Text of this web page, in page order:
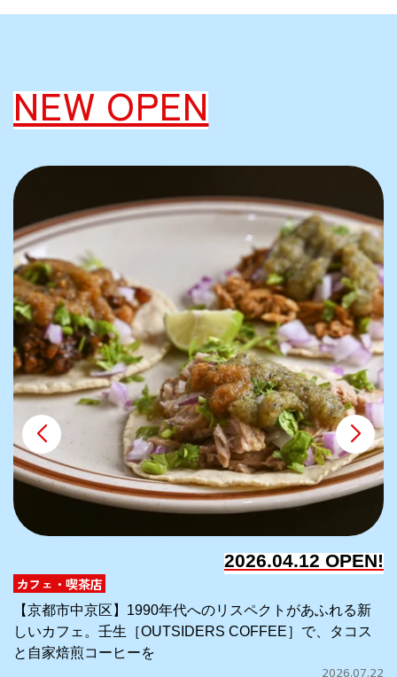
NEW OPEN
OPEN!
代へのリスペクトがあふれる新
COFFEE］で、タコス
【京都市中京区】おか
［Focaccería CHUCHO